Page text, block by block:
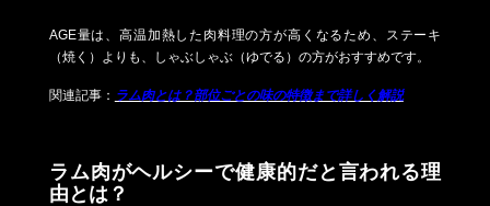
AGE量は、高温加熱した肉料理の方が高くなるため、ステーキ
（焼く）よりも、しゃぶしゃぶ（ゆでる）の方がおすすめです。
関連記事： ラム肉とは？部位ごとの味の特徴まで詳しく解説
ラム肉がヘルシーで健康的だと言われる理
由とは？